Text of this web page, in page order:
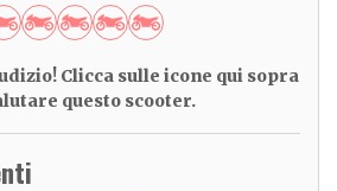
Clicca sulle icone qui sopra
questo scooter.